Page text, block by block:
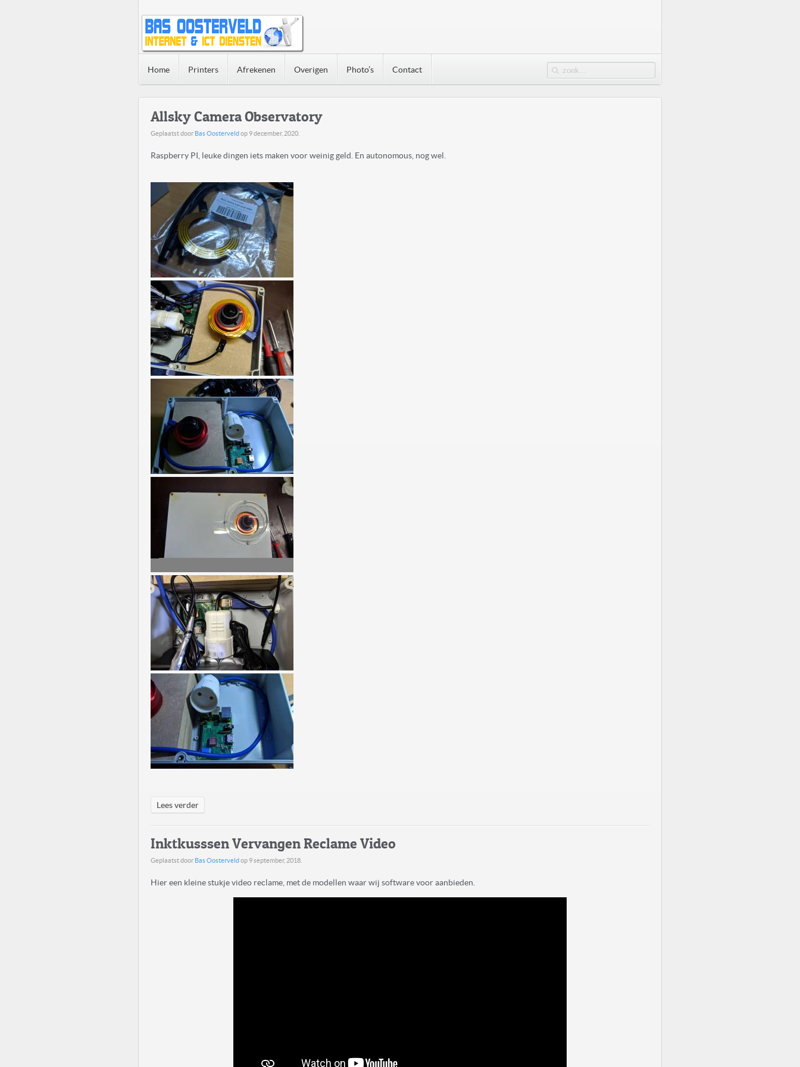
Home Printers Afrekenen Overigen Photo’s Contact
Allsky Camera Observatory
Geplaatst door Bas Oosterveldop 9 december, 2020
Raspberry PI, leuke dingen iets maken voor weinig geld. En autonomous, nog wel.
Lees verder
Inktkusssen Vervangen Reclame Video
Geplaatst door Bas Oosterveldop 9 september, 2018
Hier een kleine stukje video reclame, met de modellen waar wij software voor aanbieden.